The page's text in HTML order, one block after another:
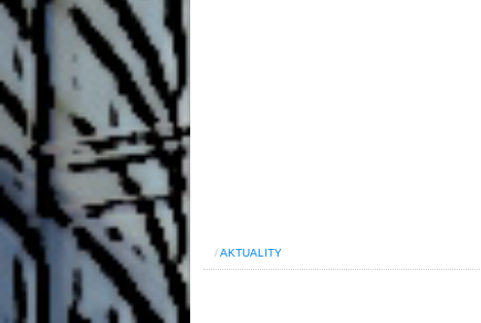
/AKTUALITY